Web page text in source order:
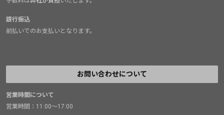
銀行振込
前払いでのお支払いとなります。
お問い合わせについて
営業時間について
営業時間：11:00～17:00